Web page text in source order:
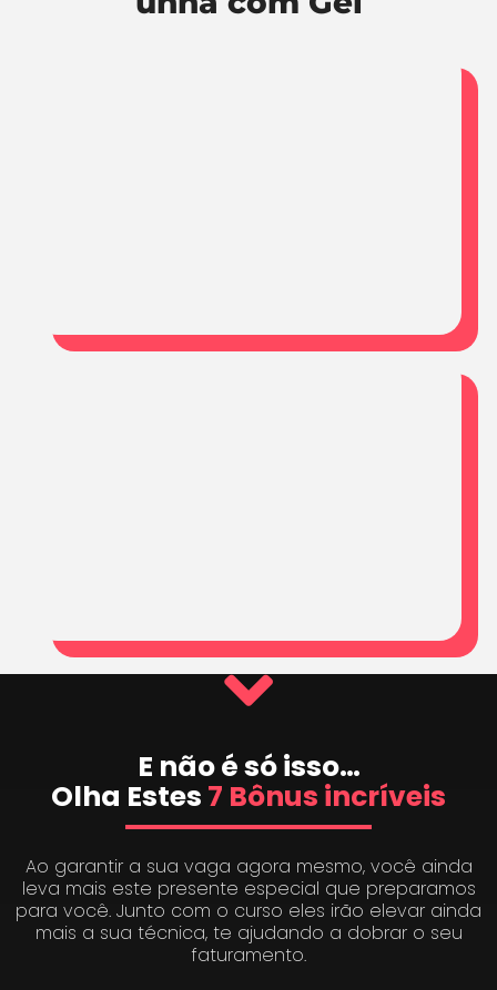
E não é só isso…
Olha Estes 7 Bônus incríveis
Ao garantir a sua vaga agora mesmo, você ainda
leva mais este presente especial que preparamos
para você. Junto com o curso eles irão elevar ainda
mais a sua técnica, te ajudando a dobrar o seu
faturamento.